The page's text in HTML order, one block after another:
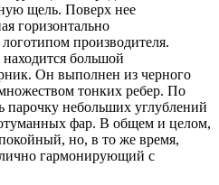
щель. Поверх нее
горизонтально
производителя.
большой
Он выполнен из черного
тонких ребер. По
парочку небольших углублений
фар. В общем и целом,
но, в то же время,
гармонирующий с